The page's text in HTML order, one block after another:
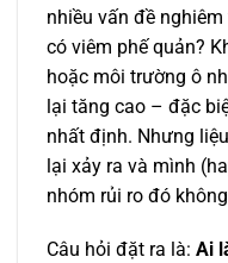
nhiều vấn đề
có viêm phế quản?
hoặc môi trường ô
lại tăng cao – đặc
nhất định. Nhưng
lại xảy ra và mình
nhóm rủi ro đó
Câu hỏi đặt ra là: Ai